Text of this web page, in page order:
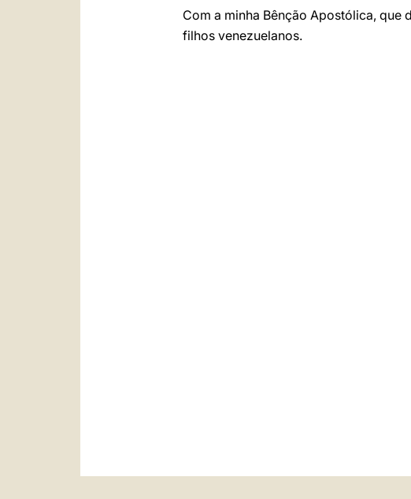
Com a minha Bênção Apostólica, que
filhos venezuelanos.